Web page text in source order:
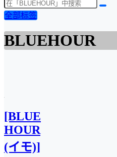
全部标签
BLUEHOUR
[BLUE
HOUR
(イモ)]